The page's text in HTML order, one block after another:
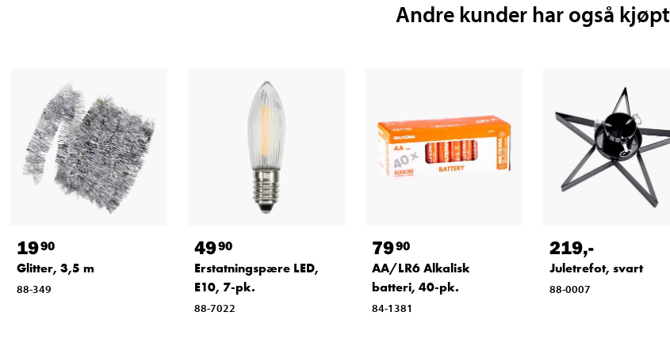
Andre kunder har også kjøpt
1990
Glitter, 3,5 m
88-349
4990
Erstatningspære LED,
E10, 7-pk.
88-7022
7990
AA/LR6 Alkalisk
batteri, 40-pk.
84-1381
219,-
Juletrefot, svart
88-0007